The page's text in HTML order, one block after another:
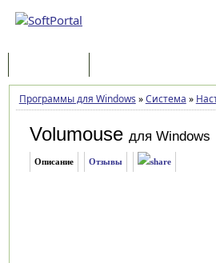
Программы для Windows »Система »
Volumouse для Windows
Описание Отзывы